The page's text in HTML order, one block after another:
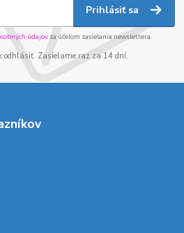
Prihlásiť sa
údajov za účelom zasielania newslettera.
odhlásiť. Zasielame raz za 14 dní.